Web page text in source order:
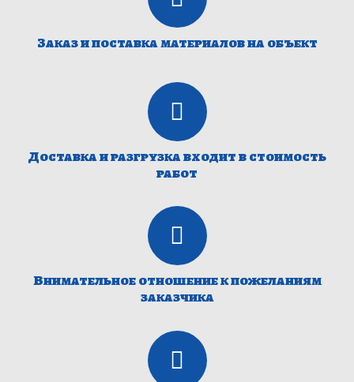
Заказ и поставка материалов на объект
Доставка и разгрузка входит в стоимость
работ
Внимательное отношение к пожеланиям
заказчика